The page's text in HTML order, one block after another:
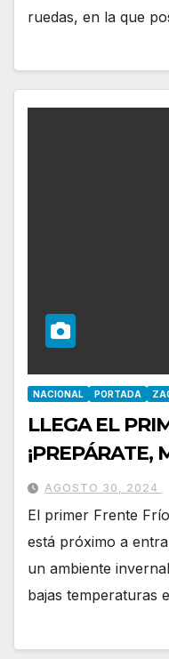
ruedas, en la que
NACIONAL PORTADA
LLEGA EL
¡PREPÁRATE,
AGOSTO 30, 2024
El primer Frente
está próximo a
un ambiente
bajas temperaturas